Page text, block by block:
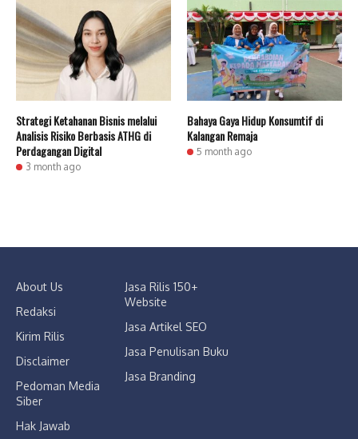
Strategi Ketahanan Bisnis melalui
Analisis Risiko Berbasis ATHG di
Perdagangan Digital
3 month ago
Bahaya Gaya Hidup Konsumtif di
Kalangan Remaja
5 month ago
About Us
Redaksi
Kirim Rilis
Disclaimer
Pedoman Media
Siber
Hak Jawab
Jasa Rilis 150+
Website
Jasa Artikel SEO
Jasa Penulisan Buku
Jasa Branding